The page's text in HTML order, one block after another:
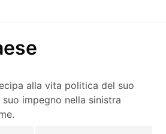
alla vita politica del suo
impegno nella sinistra